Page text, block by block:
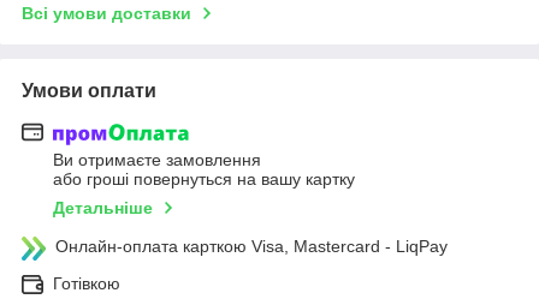
Всі умови доставки
Умови оплати
Ви отримаєте замовлення
або гроші повернуться на вашу картку
Детальніше
Онлайн-оплата карткою Visa, Mastercard - LiqPay
Готівкою